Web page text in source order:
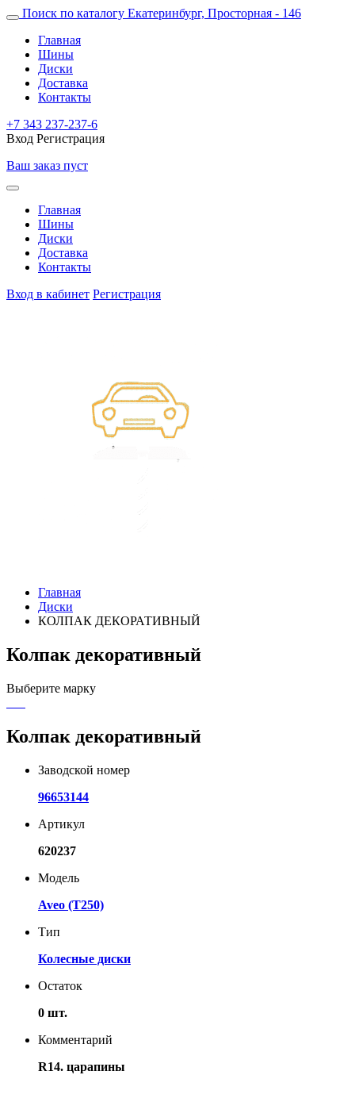
Поиск по каталогу Екатеринбург, Просторная - 146
Главная
Шины
Диски
Доставка
Контакты
+7 343 237-237-6
Вход Регистрация
Ваш заказ пуст
Главная
Шины
Диски
Доставка
Контакты
Вход в кабинет Регистрация
Главная
Диски
КОЛПАК ДЕКОРАТИВНЫЙ
Колпак декоративный
Выберите марку
Колпак декоративный
Заводской номер
96653144
Артикул
620237
Модель
Aveo (T250)
Тип
Колесные диски
Остаток
0 шт.
Комментарий
R14. царапины